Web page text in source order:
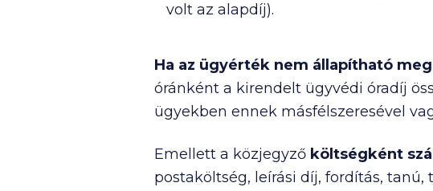
volt az alapdíj).
Ha az ügyérték nem állapítható
óránként a kirendelt ügyvédi óradíj
ügyekben ennek másfélszeresével
Emellett a közjegyző költségként
postaköltség, leírási díj, fordítás,